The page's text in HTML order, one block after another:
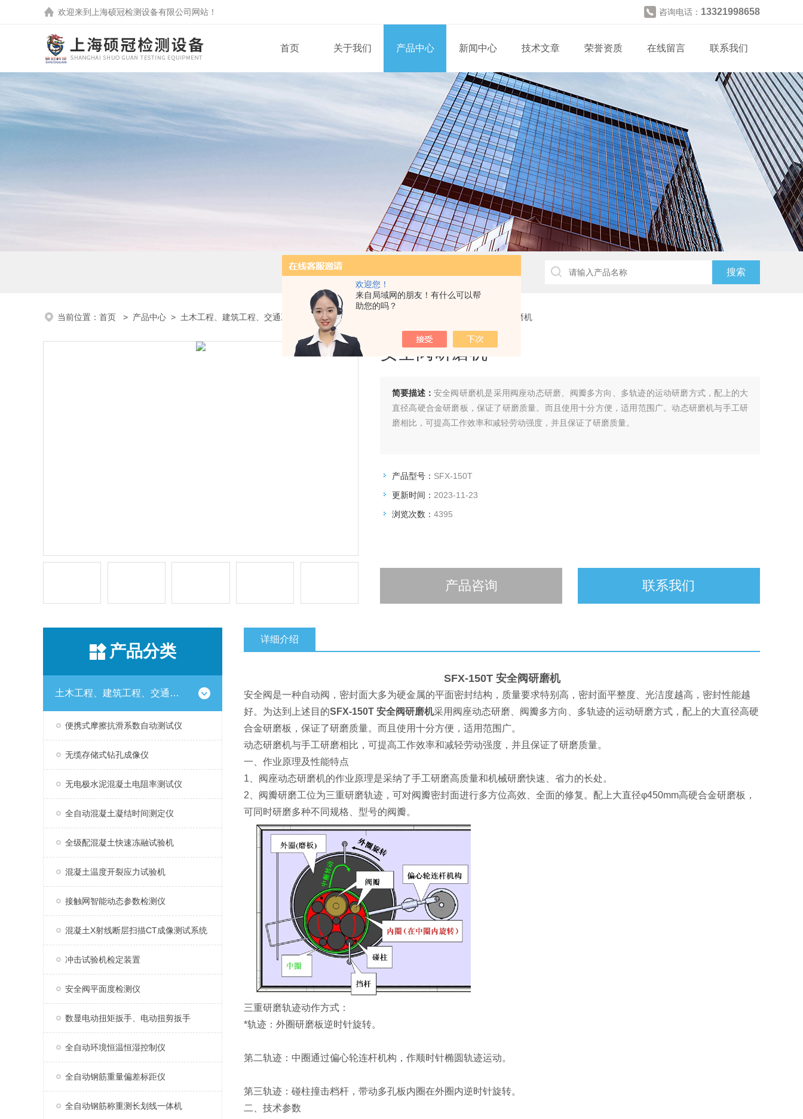
欢迎您！
来自局域网的朋友！有什么可以帮
助您的吗？
欢迎来到 上海硕冠检测设备有限公司 网站！ 咨询电话： 13321998658
首页 关于我们 产品中心 新闻中心 技术文章 荣誉资质 在线留言 联系我们
当前位置： 首页 > 产品中心 > 土木工程、建筑工程、交通工程试验仪器设备系列 > SFX-150T安全阀研磨机
安全阀研磨机
简要描述： 安全阀研磨机是采用阀座动态研磨、阀瓣多方向、多轨迹的运动研磨方式，配上的大
直径高硬合金研磨板，保证了研磨质量。而且使用十分方便，适用范围广。动态研磨机与手工研
磨相比，可提高工作效率和减轻劳动强度，并且保证了研磨质量。
产品型号： SFX-150T
更新时间： 2023-11-23
浏览次数： 4395
产品咨询 联系我们
产品分类
土木工程、建筑工程、交通工程试验仪器设备系列
便携式摩擦抗滑系数自动测试仪
无缆存储式钻孔成像仪
无电极水泥混凝土电阻率测试仪
全自动混凝土凝结时间测定仪
全级配混凝土快速冻融试验机
混凝土温度开裂应力试验机
接触网智能动态参数检测仪
混凝土X射线断层扫描CT成像测试系统
冲击试验机检定装置
安全阀平面度检测仪
数显电动扭矩扳手、电动扭剪扳手
全自动环境恒温恒湿控制仪
全自动钢筋重量偏差标距仪
全自动钢筋称重测长划线一体机
详细介绍
SFX-150T 安全阀研磨机
安全阀是一种自动阀，密封面大多为硬金属的平面密封结构，质量要求特别高，密封面平整度、光洁度越高，密封性能越
好。为达到上述目的SFX-150T 安全阀研磨机采用阀座动态研磨、阀瓣多方向、多轨迹的运动研磨方式，配上的大直径高硬
合金研磨板，保证了研磨质量。而且使用十分方便，适用范围广。
动态研磨机与手工研磨相比，可提高工作效率和减轻劳动强度，并且保证了研磨质量。
一、作业原理及性能特点
1、阀座动态研磨机的作业原理是采纳了手工研磨高质量和机械研磨快速、省力的长处。
2、阀瓣研磨工位为三重研磨轨迹，可对阀瓣密封面进行多方位高效、全面的修复。配上大直径φ450mm高硬合金研磨板，
可同时研磨多种不同规格、型号的阀瓣。
三重研磨轨迹动作方式：
*轨迹：外圈研磨板逆时针旋转。
第二轨迹：中圈通过偏心轮连杆机构，作顺时针椭圆轨迹运动。
第三轨迹：碰柱撞击档杆，带动多孔板内圈在外圈内逆时针旋转。
二、技术参数